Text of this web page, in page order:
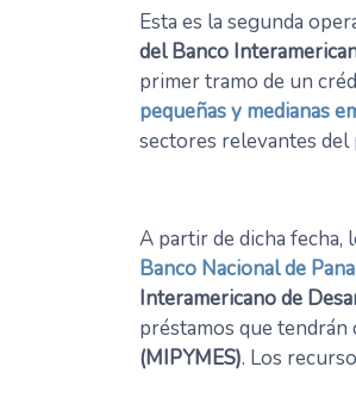
Esta es la segunda
del Banco
primer tramo de un
pequeñas y medianas
sectores relevantes del
A partir de dicha fecha,
Banco Nacional de
Interamericano de
préstamos que tendrán
(MIPYMES). Los